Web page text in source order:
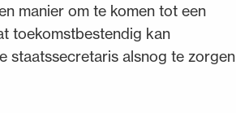
manier om te komen tot een
toekomstbestendig kan
staatssecretaris alsnog te zorgen